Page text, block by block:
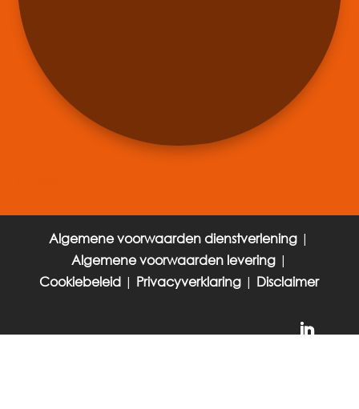
Algemene voorwaarden dienstverlening |
Algemene voorwaarden levering|
Cookiebeleid | Privacyverklaring | Disclaimer